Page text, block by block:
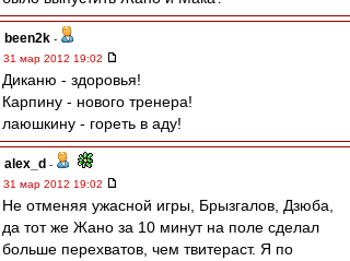
been2k -
31 мар 2012 19:02
Диканю - здоровья!
Карпину - нового тренера!
лаюшкину - гореть в аду!
alex_d -
31 мар 2012 19:02
Не отменяя ужасной игры, Брызгалов, Дзюба,
да тот же Жано за 10 минут на поле сделал
больше перехватов, чем твитераст. Я по